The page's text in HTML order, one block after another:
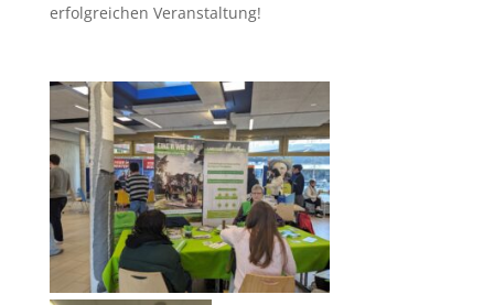
erfolgreichen Veranstaltung!